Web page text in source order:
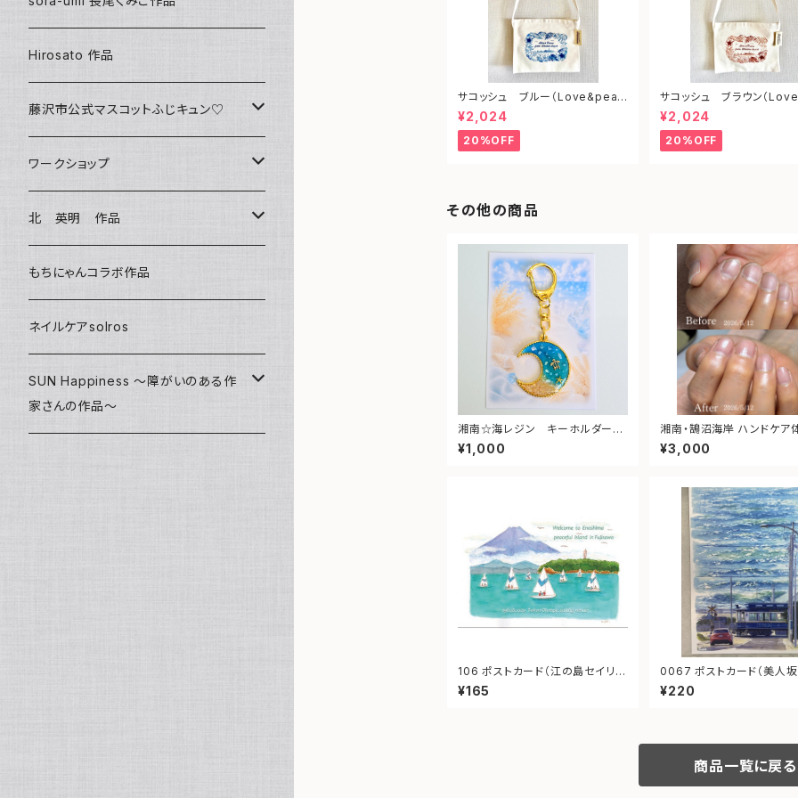
サコッシュ ブルー（Love&peac
e from shonan)
¥2,024
20%OFF
サコッシュ ブラウン（
ce from shonan)
¥2,024
20%OFF
その他の商品
湘南☆海レジン キーホルダー
（月型）③
¥1,000
湘南・鵠沼海岸 ハンドケア
ケット｜大切な人へ癒しの
プレゼント
¥3,000
106 ポストカード（江の島セイリン
グ）
¥165
0067 ポストカード（美人坂 江ノ
電）
¥220
商品一覧に戻る
クリアファイル
マグカップ
スマホケース
キーホルダー
バッグ
Tシャツ
ミラー
ミニ額
Hirosato 作品
藤沢市公式マスコットふじキュン♡
クリアファイル
ボールペン
キーホルダー
マグネット
シール
ワークショップ
海レジンアートボード
レジンチャーム
サンキャッチャー
北 英明 作品
ポストカード
もちにゃんコラボ作品
ネイルケアsolros
SUN Happiness ～障がいのある作
家さんの作品～